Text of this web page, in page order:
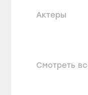
Актеры
Смотреть